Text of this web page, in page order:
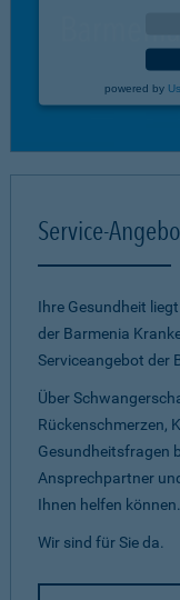
powered by
Service-
Ihre Gesundheit
der Barmenia
Serviceangebot der
Über
Rückenschmerzen,
Gesundheitsfragen
Ansprechpartner
Ihnen helfen können.
Wir sind für Sie da.